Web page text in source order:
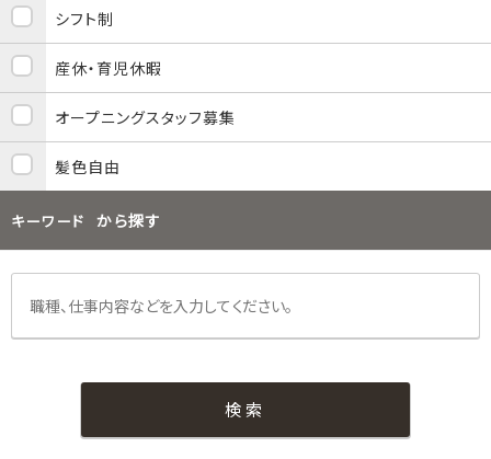
シフト制
産休・育児休暇
オープニングスタッフ募集
髪色自由
キーワード から探す